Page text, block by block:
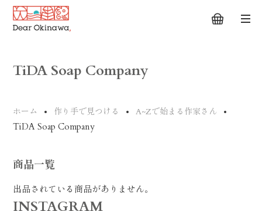
TiDA Soap Company
ホーム 作り手で見つける A~Zで始まる作家さん
TiDA Soap Company
商品一覧
出品されている商品がありません。
INSTAGRAM